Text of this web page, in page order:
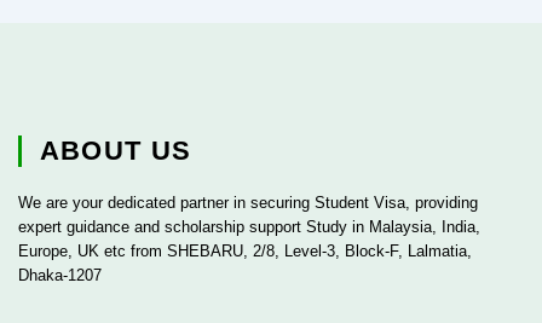
ABOUT US
We are your dedicated partner in securing Student Visa, providing
expert guidance and scholarship support Study in Malaysia, India,
Europe, UK etc from SHEBARU, 2/8, Level-3, Block-F, Lalmatia,
Dhaka-1207